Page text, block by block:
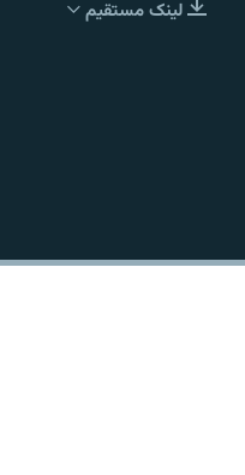
EMBED
لینک مستقیم